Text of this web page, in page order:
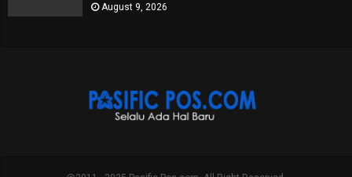
August 9, 2026